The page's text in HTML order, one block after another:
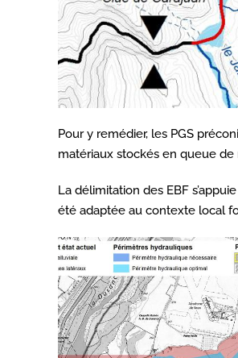
Pour y remédier, les PGS
matériaux stockés en queue de
La délimitation des EBF
été adaptée au contexte local